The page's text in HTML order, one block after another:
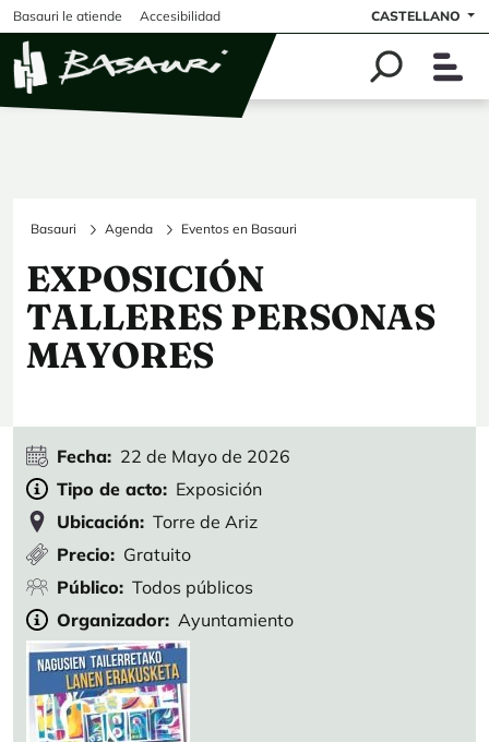
Pasar al contenido principal
Basauri le atiende Accesibilidad CASTELLANO
Basauri Agenda Eventos en Basauri
EXPOSICIÓN
TALLERES PERSONAS
MAYORES
Fecha
22 de Mayo de 2026
Tipo de acto
Exposición
Ubicación
Torre de Ariz
Precio
Gratuito
Público
Todos públicos
Organizador Ayuntamiento